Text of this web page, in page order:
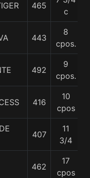
465
c
443
8
cpos.
492
9
cpos.
416
10
cpos
407
11
3/4
462
17
cpos